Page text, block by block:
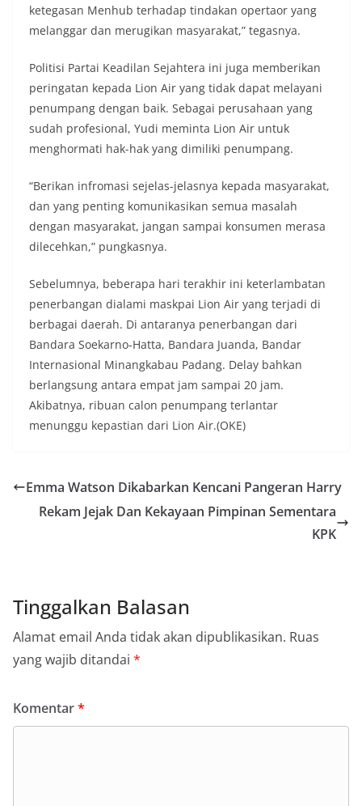
ketegasan Menhub terhadap tindakan opertaor yang
melanggar dan merugikan masyarakat,” tegasnya.
Politisi Partai Keadilan Sejahtera ini juga memberikan
peringatan kepada Lion Air yang tidak dapat melayani
penumpang dengan baik. Sebagai perusahaan yang
sudah profesional, Yudi meminta Lion Air untuk
menghormati hak-hak yang dimiliki penumpang.
“Berikan infromasi sejelas-jelasnya kepada masyarakat,
dan yang penting komunikasikan semua masalah
dengan masyarakat, jangan sampai konsumen merasa
dilecehkan,” pungkasnya.
Sebelumnya, beberapa hari terakhir ini keterlambatan
penerbangan dialami maskpai Lion Air yang terjadi di
berbagai daerah. Di antaranya penerbangan dari
Bandara Soekarno-Hatta, Bandara Juanda, Bandar
Internasional Minangkabau Padang. Delay bahkan
berlangsung antara empat jam sampai 20 jam.
Akibatnya, ribuan calon penumpang terlantar
menunggu kepastian dari Lion Air.(OKE)
Emma Watson Dikabarkan Kencani Pangeran Harry
Rekam Jejak Dan Kekayaan Pimpinan Sementara
KPK
Tinggalkan Balasan
Alamat email Anda tidak akan dipublikasikan. Ruas
yang wajib ditandai *
Komentar*